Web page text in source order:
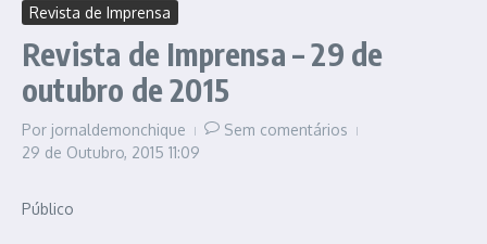
Revista de Imprensa
Revista de Imprensa – 29 de
outubro de 2015
Por jornaldemonchique
Sem comentários
29 de Outubro, 2015 11:09
Público